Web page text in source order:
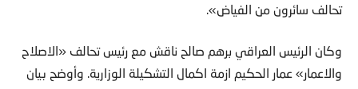
تحالف سائرون من الفياض».
وكان الرئيس العراقي برهم صالح ناقش مع رئيس تحالف «الاصلاح
والاعمار» عمار الحكيم ازمة اكمال التشكيلة الوزارية. وأوضح بيان